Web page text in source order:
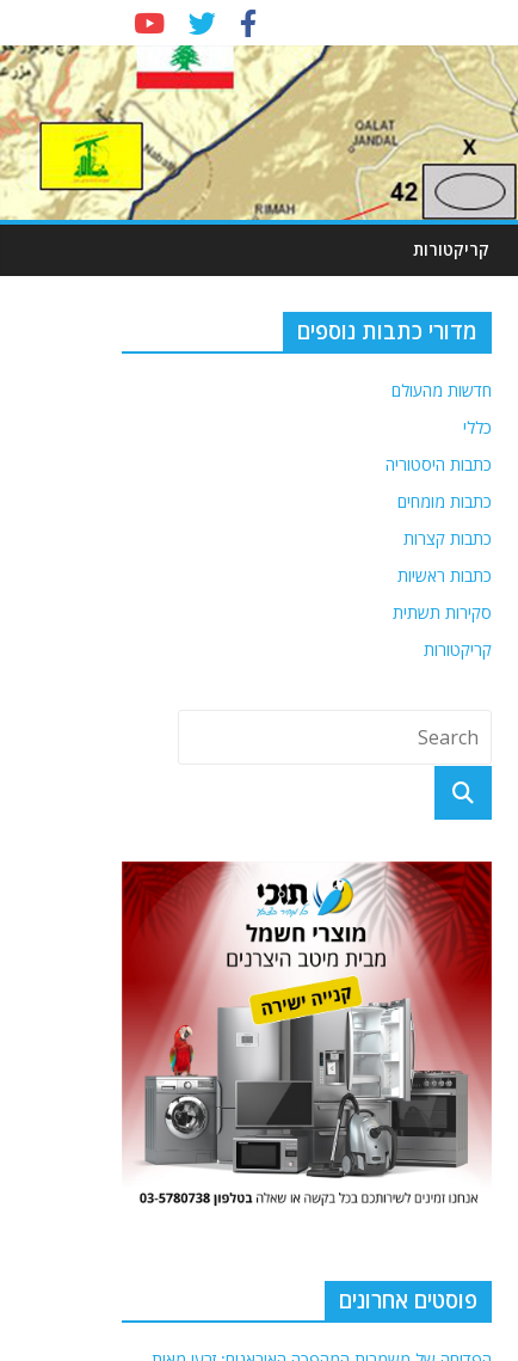
קריקטורות
מדורי כתבות נוספים
חדשות מהעולם
כללי
כתבות היסטוריה
כתבות מומחים
כתבות קצרות
כתבות ראשיות
סקירות תשתית
קריקטורות
פוסטים אחרונים